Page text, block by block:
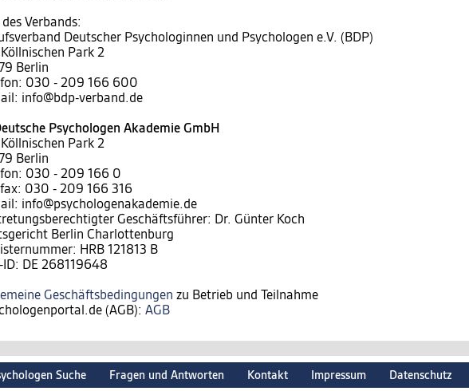
Verbands:
Deutscher Psychologinnen und Psychologen e.V. (BDP)
Park 2
Berlin
030 - 209 166 600
info@bdp-verband.de
Psychologen Akademie GmbH
Park 2
Berlin
030 - 209 166 0
030 - 209 166 316
info@psychologenakademie.de
Geschäftsführer: Dr. Günter Koch
Berlin Charlottenburg
HRB 121813 B
ID: DE 268119648
Geschäftsbedingungen zu Betrieb und Teilnahme
(AGB): AGB
Suche Fragen und Antworten Kontakt Impressum Datenschutz